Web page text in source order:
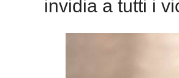
invidia a tutti i